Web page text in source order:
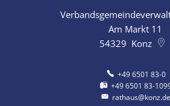
Am Markt 11
54329 Konz
+49 6501 83-0
+49 6501 83-
rathaus@konz.de